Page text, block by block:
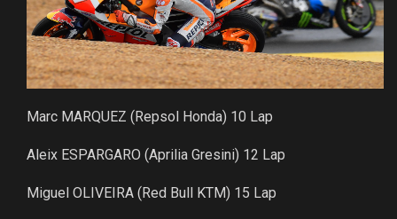
Marc MARQUEZ (Repsol Honda) 10 Lap
Aleix ESPARGARO (Aprilia Gresini) 12 Lap
Miguel OLIVEIRA (Red Bull KTM) 15 Lap